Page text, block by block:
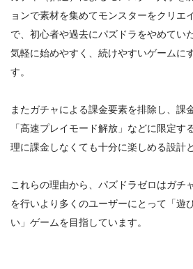
ョンで素材を集めてモンスターをクリエ
で、 初心者や過去にパズドラをやめてい
気軽に始めやすく、続けやすいゲームに
す。
またガチャによる課金要素を排除し、課
「高速プレイモード解放」などに限定す
理に課金しなくても十分に楽しめる設計
これらの理由から、パズドラゼロはガチ
を行いより多くのユーザーにとって「遊
い」ゲームを目指しています。